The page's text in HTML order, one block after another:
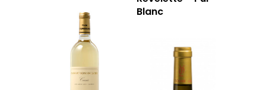
Blanc